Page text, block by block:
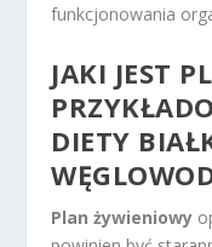
funkcjonowania
JAKI JEST
DIETY
Plan żywieniowy